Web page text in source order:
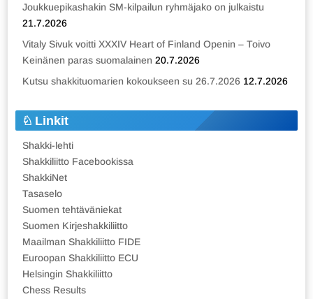
Joukkuepikashakin SM-kilpailun ryhmäjako on julkaistu
21.7.2026
Vitaly Sivuk voitti XXXIV Heart of Finland Openin – Toivo
Keinänen paras suomalainen 20.7.2026
Kutsu shakkituomarien kokoukseen su 26.7.2026 12.7.2026
Linkit
Shakki-lehti
Shakkiliitto Facebookissa
ShakkiNet
Tasaselo
Suomen tehtäväniekat
Suomen Kirjeshakkiliitto
Maailman Shakkiliitto FIDE
Euroopan Shakkiliitto ECU
Helsingin Shakkiliitto
Chess Results